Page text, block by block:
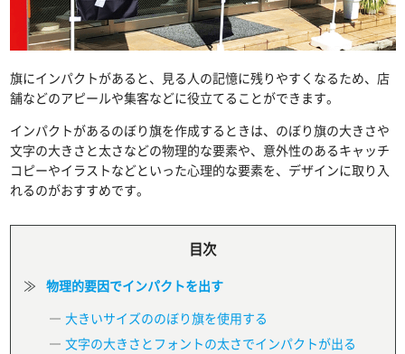
旗にインパクトがあると、見る人の記憶に残りやすくなるため、店
舗などのアピールや集客などに役立てることができます。
インパクトがあるのぼり旗を作成するときは、のぼり旗の大きさや
文字の大きさと太さなどの物理的な要素や、意外性のあるキャッチ
コピーやイラストなどといった心理的な要素を、デザインに取り入
れるのがおすすめです。
目次
物理的要因でインパクトを出す
大きいサイズののぼり旗を使用する
文字の大きさとフォントの太さでインパクトが出る